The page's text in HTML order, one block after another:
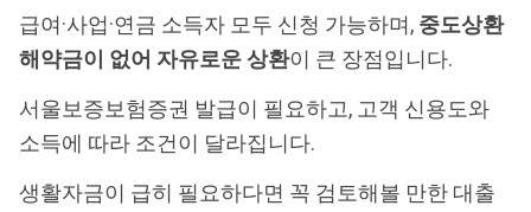
급여·사업·연금 소득자 모두 신청 가능하며, 중도상환
해약금이 없어 자유로운 상환이 큰 장점입니다.
서울보증보험증권 발급이 필요하고, 고객 신용도와
소득에 따라 조건이 달라집니다.
생활자금이 급히 필요하다면 꼭 검토해볼 만한 대출